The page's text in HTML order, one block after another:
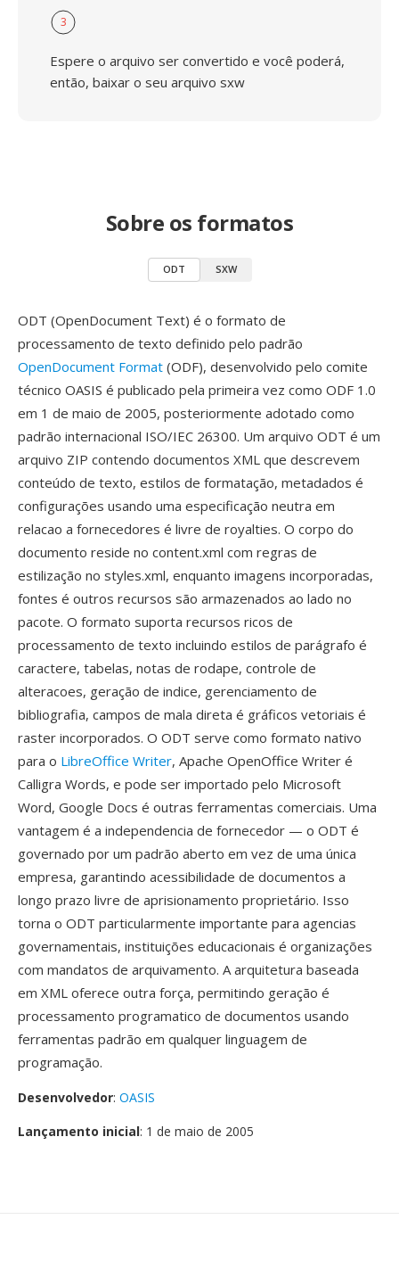
3
Espere o arquivo ser convertido e você poderá,
então, baixar o seu arquivo sxw
Sobre os formatos
ODT SXW
ODT (OpenDocument Text) é o formato de
processamento de texto definido pelo padrão
OpenDocument Format (ODF), desenvolvido pelo comite
técnico OASIS é publicado pela primeira vez como ODF 1.0
em 1 de maio de 2005, posteriormente adotado como
padrão internacional ISO/IEC 26300. Um arquivo ODT é um
arquivo ZIP contendo documentos XML que descrevem
conteúdo de texto, estilos de formatação, metadados é
configurações usando uma especificação neutra em
relacao a fornecedores é livre de royalties. O corpo do
documento reside no content.xml com regras de
estilização no styles.xml, enquanto imagens incorporadas,
fontes é outros recursos são armazenados ao lado no
pacote. O formato suporta recursos ricos de
processamento de texto incluindo estilos de parágrafo é
caractere, tabelas, notas de rodape, controle de
alteracoes, geração de indice, gerenciamento de
bibliografia, campos de mala direta é gráficos vetoriais é
raster incorporados. O ODT serve como formato nativo
para o LibreOffice Writer, Apache OpenOffice Writer é
Calligra Words, e pode ser importado pelo Microsoft
Word, Google Docs é outras ferramentas comerciais. Uma
vantagem é a independencia de fornecedor — o ODT é
governado por um padrão aberto em vez de uma única
empresa, garantindo acessibilidade de documentos a
longo prazo livre de aprisionamento proprietário. Isso
torna o ODT particularmente importante para agencias
governamentais, instituições educacionais é organizações
com mandatos de arquivamento. A arquitetura baseada
em XML oferece outra força, permitindo geração é
processamento programatico de documentos usando
ferramentas padrão em qualquer linguagem de
programação.
Desenvolvedor: OASIS
Lançamento inicial: 1 de maio de 2005